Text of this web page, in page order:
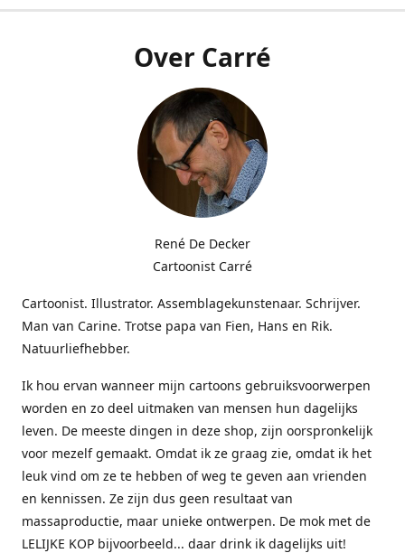
Over Carré
René De Decker
Cartoonist Carré
Cartoonist. Illustrator. Assemblagekunstenaar. Schrijver.
Man van Carine. Trotse papa van Fien, Hans en Rik.
Natuurliefhebber.
Ik hou ervan wanneer mijn cartoons gebruiksvoorwerpen
worden en zo deel uitmaken van mensen hun dagelijks
leven. De meeste dingen in deze shop, zijn oorspronkelijk
voor mezelf gemaakt. Omdat ik ze graag zie, omdat ik het
leuk vind om ze te hebben of weg te geven aan vrienden
en kennissen. Ze zijn dus geen resultaat van
massaproductie, maar unieke ontwerpen. De mok met de
LELIJKE KOP bijvoorbeeld... daar drink ik dagelijks uit!